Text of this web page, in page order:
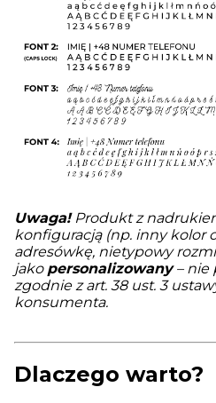
Uwaga!Produkt z
konfiguracją (np. inny kolor
adresówkę, nietypowy
jako personalizowany– nie
zgodnie z art. 38 ust. 3
konsumenta.
Dlaczego warto?